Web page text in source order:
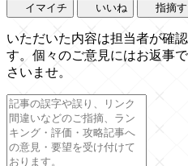
イマイチ いいね 指摘
いただいた内容は担当者が確
す。個々のご意見にはお返事
さいませ。